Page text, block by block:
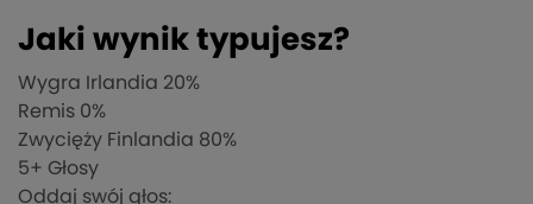
Jaki wynik typujesz?
Wygra Irlandia 20%
Remis 0%
Zwycięży Finlandia 80%
5+ Głosy
Oddaj swój głos: